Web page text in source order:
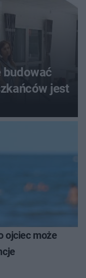
budować
jest
ojciec może